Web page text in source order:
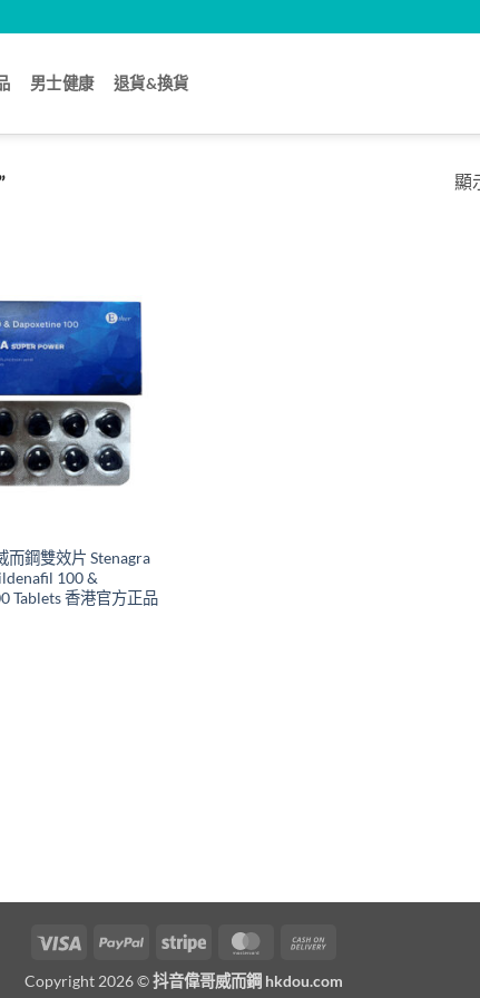
男士健康 退貨&換貨
顯
而鋼雙效片 Stenagra
100 &
Tablets 香港官方正品
Visa PayPal Stripe MasterCard
Delivery
Copyright 2026 ©抖音偉哥威而鋼 hkdou.com